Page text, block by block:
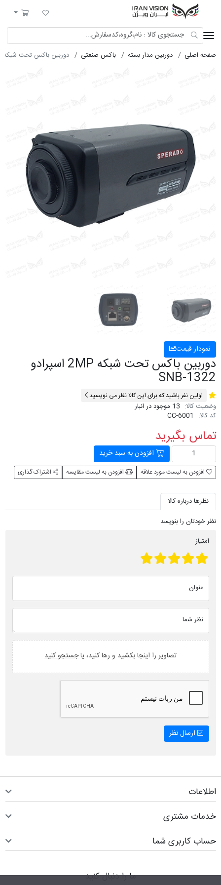
لیست مورد علاقه
سبد خرید
صفحه اصلی دوربین مدار بسته باکس صنعتی دوربین باکس تحت شبکه 2MP اسپرادو SNB-1322
نمودار قیمت
دوربین باکس تحت شبکه 2MP اسپرادو
SNB-1322
اولین نفر باشید که برای این کالا نظر می نویسید
وضعیت کالا: 13 موجود در انبار
کد کالا: CC-6001
تماس بگیرید
افزودن به سبد خرید
افزودن به لیست مورد علاقه افزودن به لیست مقایسه اشتراک گذاری
نظرها درباره کالا
نظر خودتان را بنویسد
امتیاز
عنوان
نظر شما
تصاویر را اینجا بکشید و رها کنید، یاجستجو کنید
ارسال نظر
اطلاعات
خدمات مشتری
حساب کاربری شما
ما را دنبال کنید